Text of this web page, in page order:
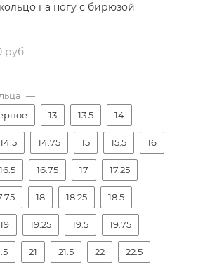
на ногу с бирюзой
руб.
—
13 13.5 14
14.5 14.75 15 15.5 16
16.5 16.75 17 17.25
18 18.25 18.5
19 19.25 19.5 19.75
21 21.5 22 22.5